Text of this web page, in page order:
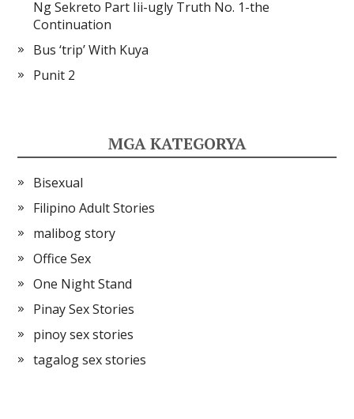
Ng Sekreto Part Iii-ugly Truth No. 1-the
Continuation
Bus ‘trip’ With Kuya
Punit 2
MGA KATEGORYA
Bisexual
Filipino Adult Stories
malibog story
Office Sex
One Night Stand
Pinay Sex Stories
pinoy sex stories
tagalog sex stories